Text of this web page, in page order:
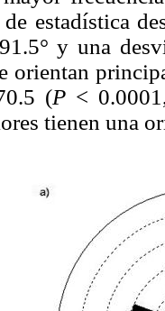
estadística
y una
orientan
(P<
tienen una